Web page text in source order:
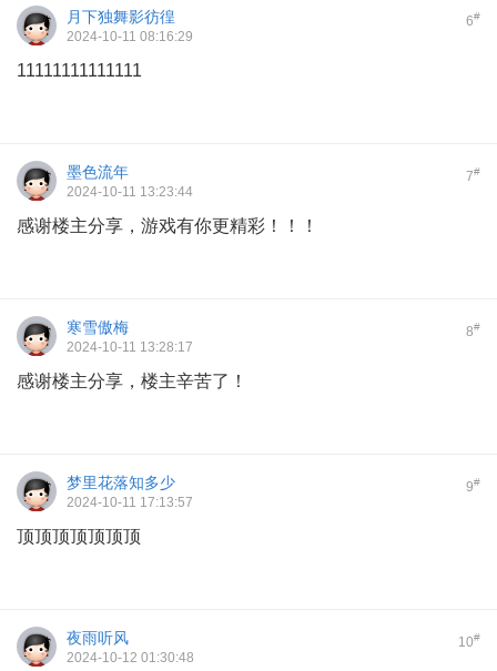
6#
月下独舞影彷徨
2024-10-11 08:16:29
11111111111111
7#
墨色流年
2024-10-11 13:23:44
感谢楼主分享，游戏有你更精彩！！！
8#
寒雪傲梅
2024-10-11 13:28:17
感谢楼主分享，楼主辛苦了！
9#
梦里花落知多少
2024-10-11 17:13:57
顶顶顶顶顶顶顶
10#
夜雨听风
2024-10-12 01:30:48